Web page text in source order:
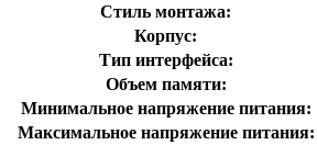
Стиль монтажа:
Корпус:
Тип интерфейса:
Объем памяти:
Минимальное напряжение питания:
Максимальное напряжение питания: